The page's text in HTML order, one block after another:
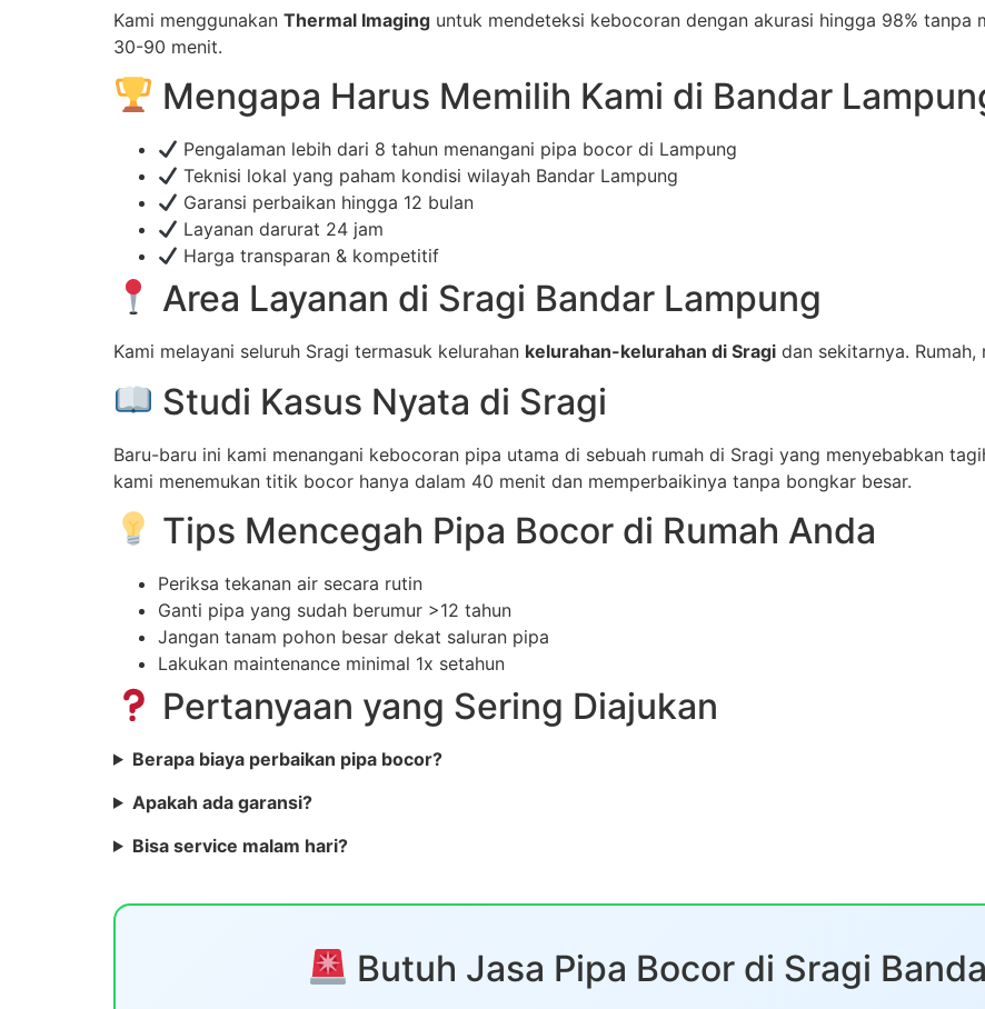
Kami menggunakan Thermal Imaging untuk mendeteksi kebocoran dengan akurasi hingga 98% tanpa
30-90 menit.
Mengapa Harus Memilih Kami di Bandar
Pengalaman lebih dari 8 tahun menangani pipa bocor di Lampung
Teknisi lokal yang paham kondisi wilayah Bandar Lampung
Garansi perbaikan hingga 12 bulan
Layanan darurat 24 jam
Harga transparan & kompetitif
Area Layanan di Sragi Bandar Lampung
Kami melayani seluruh Sragi termasuk kelurahan kelurahan-kelurahan di Sragi dan sekitarnya.
Studi Kasus Nyata di Sragi
Baru-baru ini kami menangani kebocoran pipa utama di sebuah rumah di Sragi yang menyebabkan
kami menemukan titik bocor hanya dalam 40 menit dan memperbaikinya tanpa bongkar besar.
Tips Mencegah Pipa Bocor di Rumah Anda
Periksa tekanan air secara rutin
Ganti pipa yang sudah berumur >12 tahun
Jangan tanam pohon besar dekat saluran pipa
Lakukan maintenance minimal 1x setahun
Pertanyaan yang Sering Diajukan
Berapa biaya perbaikan pipa bocor?
Apakah ada garansi?
Bisa service malam hari?
Butuh Jasa Pipa Bocor di Sragi